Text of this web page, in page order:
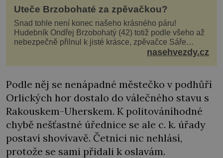
Uteče Brzobohaté za zpěvačkou?
Snad tohle není konec našeho krásného páru!
Hudebník Ondřej Brzobohatý (42) totiž podle všeho až
nebezpečně přilnul k jisté krásce, zpěvačce Sáře
Milfajtové (33), která jednou byla hostem v pořadu
nasehvezdy.cz
Podle něj se nenápadné městečko v podhůří
Orlických hor dostalo do válečného stavu s
Rakouskem-Uherskem. K politováníhodné
chybě nešťastné úřednice se ale c. k. úřady
postaví shovívavě. Četníci nic nehlásí,
protože se sami přidali k oslavám.